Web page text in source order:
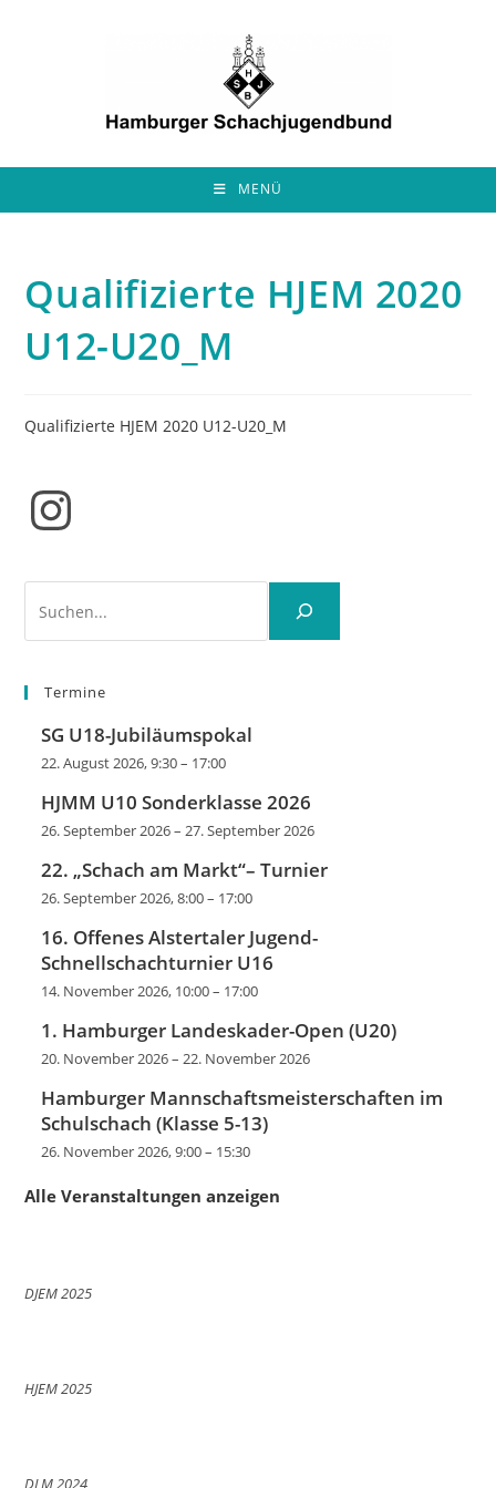
MENÜ
Qualifizierte HJEM 2020
U12-U20_M
Qualifizierte HJEM 2020 U12-U20_M
Instagram
Termine
SG U18-Jubiläumspokal
22. August 2026, 9:30– 17:00
HJMM U10 Sonderklasse 2026
26. September 2026–27. September 2026
22. „Schach am Markt“– Turnier
26. September 2026, 8:00– 17:00
16. Offenes Alstertaler Jugend-
Schnellschachturnier U16
14. November 2026, 10:00– 17:00
1. Hamburger Landeskader-Open (U20)
20. November 2026–22. November 2026
Hamburger Mannschaftsmeisterschaften im
Schulschach (Klasse 5-13)
26. November 2026, 9:00– 15:30
Alle Veranstaltungen anzeigen
DJEM 2025
HJEM 2025
DLM 2024